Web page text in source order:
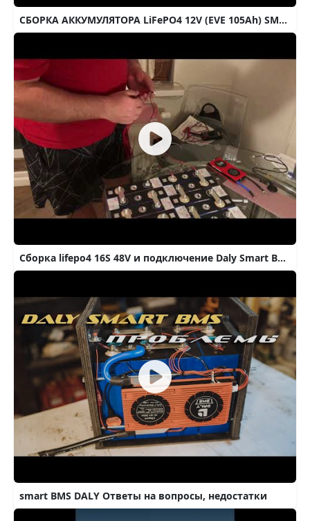
СБОРКА АККУМУЛЯТОРА LiFePO4 12V (EVE 105Ah) SMART BMS 100A common port
Сборка lifepo4 16S 48V и подключение Daly Smart BMS 16S 48V 100A#lifepo4#DALYSMARTBMS#сэс
smart BMS DALY Ответы на вопросы, недостатки